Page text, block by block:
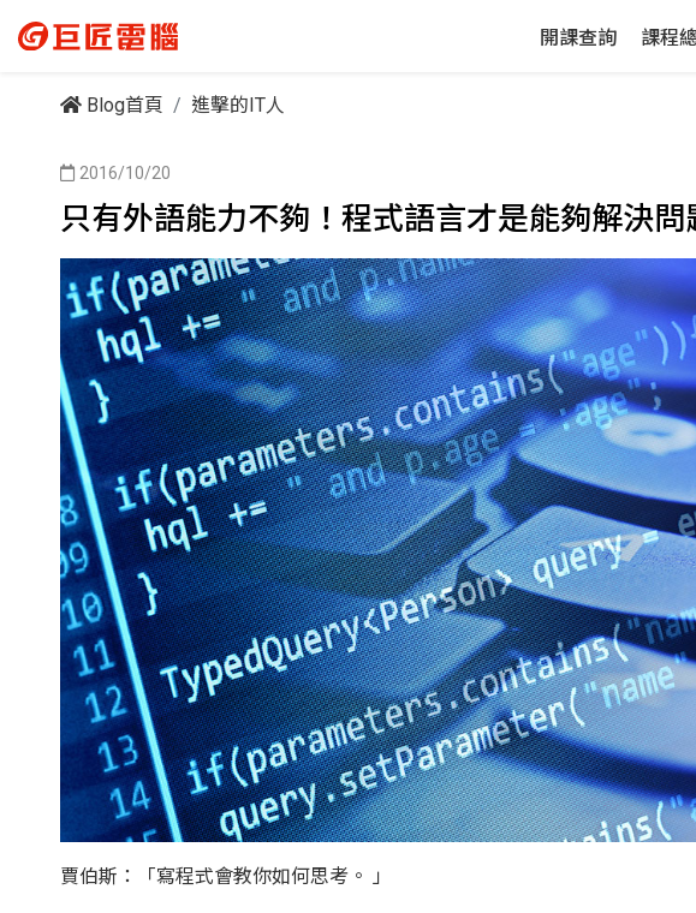
開課查詢 課程
Blog首頁 進擊的IT人
2016/10/20
只有外語能力不夠！程式語言才是能夠解決問
賈伯斯：「寫程式會教你如何思考。 」